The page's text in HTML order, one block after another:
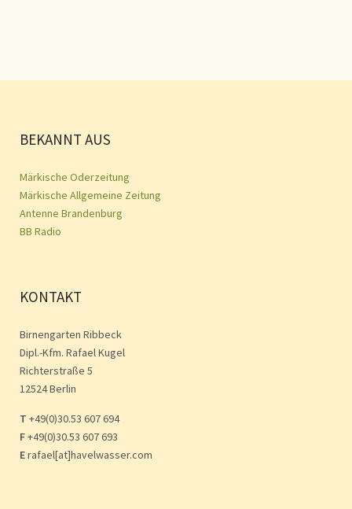
BEKANNT AUS
Märkische Oderzeitung
Märkische Allgemeine Zeitung
Antenne Brandenburg
BB Radio
KONTAKT
Birnengarten Ribbeck
Dipl.-Kfm. Rafael Kugel
Richterstraße 5
12524 Berlin
T +49(0)30.53 607 694
F+49(0)30.53 607 693
Erafael[at]havelwasser.com